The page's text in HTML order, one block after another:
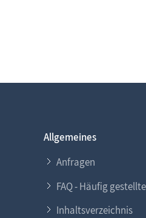
Allgemeines
Anfragen
FAQ - Häufig
Inhaltsverzeichnis